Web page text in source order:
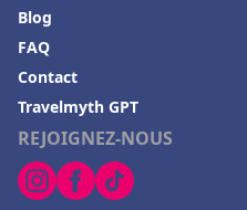
REJOIGNEZ-NOUS
Blog
FAQ
Contact
Travelmyth GPT